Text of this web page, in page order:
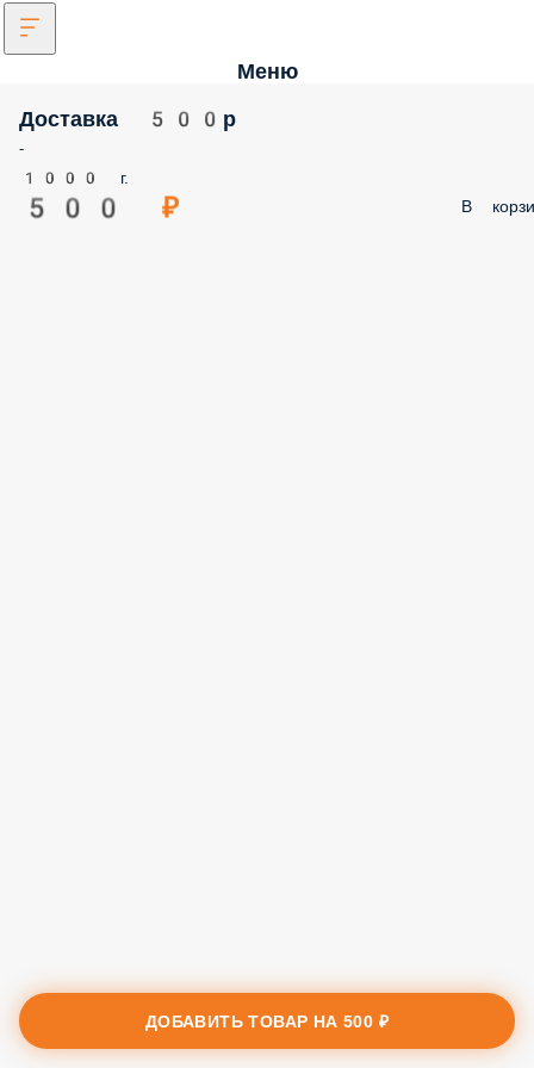
Меню
Доставка 500р
-
1000 г.
500 ₽ В
ДОБАВИТЬ ТОВАР НА500 ₽